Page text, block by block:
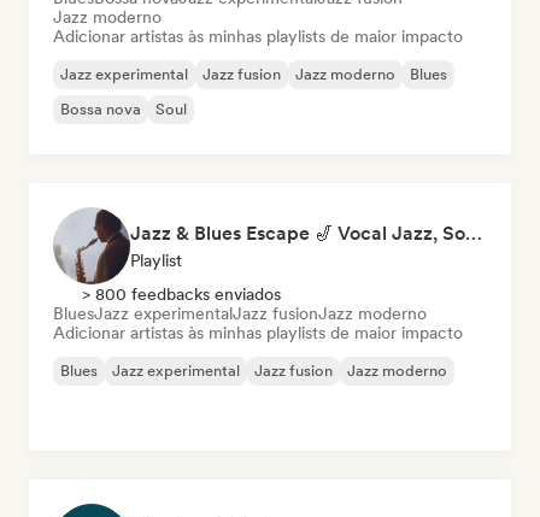
Jazz moderno
Adicionar artistas às minhas playlists de maior impacto
Jazz experimental Jazz fusion Jazz moderno
Blues
Bossa nova
Soul
Jazz & Blues Escape 🎷 Vocal Jazz, Soul Blues & Classic Standards
Playlist
> 800 feedbacks enviados
BluesJazz experimentalJazz fusionJazz moderno
Adicionar artistas às minhas playlists de maior impacto
Blues Jazz experimental Jazz fusion Jazz moderno